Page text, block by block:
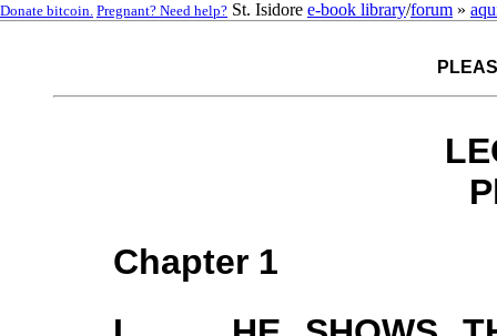
Chapter 1
Donate bitcoin. Pregnant? Need help? St. Isidore e-book library/forum »